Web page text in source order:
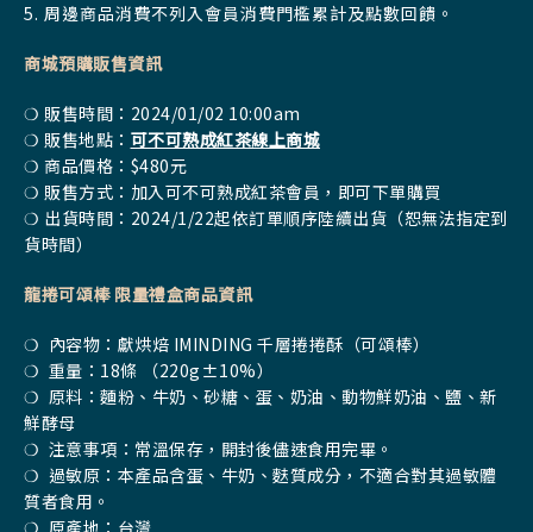
5. 周邊商品消費不列入會員消費門檻累計及點數回饋。
商城預購販售資訊
❍ 販售時間：2024/01/02 10:00am
❍ 販售地點： 可不可熟成紅茶線上商城
❍ 商品價格：$480元
❍ 販售方式：加入可不可熟成紅茶會員，即可下單購買
❍ 出貨時間：2024/1/22起依訂單順序陸續出貨（恕無法指定到
貨時間）
龍捲可頌棒 限量禮盒商品資訊
❍ 內容物：獻烘焙 IMINDING 千層捲捲酥（可頌棒）
❍ 重量：18條 （220g±10%）
❍ 原料：麵粉、牛奶、砂糖、蛋、奶油、動物鮮奶油、鹽、新
鮮酵母
❍ 注意事項：常溫保存，開封後儘速食用完畢。
❍ 過敏原：本產品含蛋、牛奶、麩質成分，不適合對其過敏體
質者食用。
❍ 原產地：台灣